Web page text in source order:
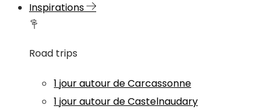
Inspirations
Road trips
1 jour autour de Carcassonne
1 jour autour de Castelnaudary